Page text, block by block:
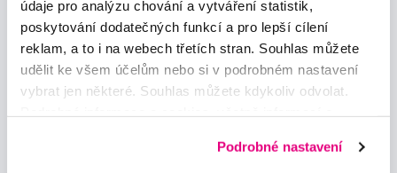
údaje pro analýzu chování a vytváření statistik,
poskytování dodatečných funkcí a pro lepší cílení
reklam, a to i na webech třetích stran. Souhlas můžete
udělit ke všem účelům nebo si v podrobném nastavení
vybrat jen některé. Souhlas můžete kdykoliv odvolat.
Podrobné nastavení